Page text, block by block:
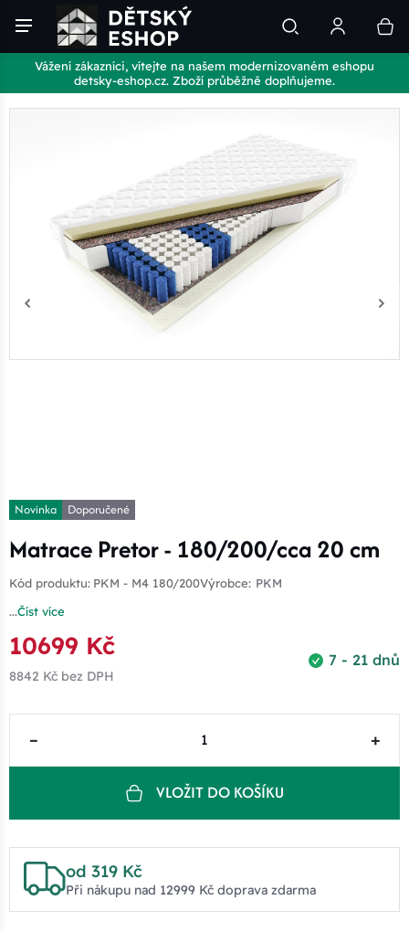
Vážení zákazníci, vítejte na našem modernizovaném eshopu
detsky-eshop.cz. Zboží průběžně doplňujeme.
Novinka Doporučené
Matrace Pretor - 180/200/cca 20 cm
Kód produktu: PKM - M4 180/200Výrobce: PKM
...Číst více
7 - 21 dnů
10699 Kč
8842 Kč bez DPH
– +
VLOŽIT DO KOŠÍKU
od 319 Kč
Při nákupu nad 12999 Kč doprava zdarma